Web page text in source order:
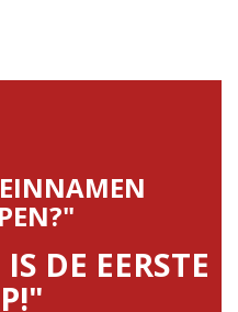
DE EERSTE